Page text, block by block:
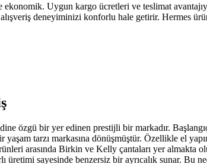
Uygun kargo ücretleri ve teslimat
deneyiminizi konforlu hale getirir. Hermes
özgü bir yer edinen prestijli bir markadır.
tarzı markasına dönüşmüştür. Özellikle el
arasında Birkin ve Kelly çantaları yer almakta
üretimi sayesinde benzersiz bir ayrıcalık sunar. Bu